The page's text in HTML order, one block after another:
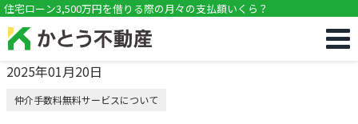
!DOCTYPE html>
住宅ローン3,500万円を借りる際の月々の支払額いくら？
2025年01月20日
仲介手数料無料サービスについて